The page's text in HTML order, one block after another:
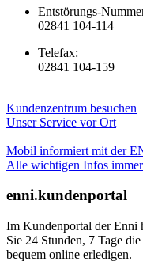
Entstörungs-
02841 104-114
Telefax:
02841 104-159
Kundenzentrum besuchen
Unser Service vor Ort
Mobil informiert mit der
Alle wichtigen Infos
enni.kundenportal
Im Kundenportal der Enni
Sie 24 Stunden, 7 Tage
bequem online erledigen.